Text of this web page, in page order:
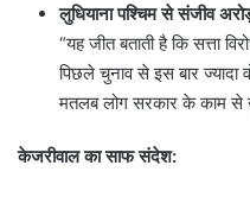
लुधियाना पश्चिम से संजीव
“यह जीत बताती है कि सत्ता
पिछले चुनाव से इस बार
मतलब लोग सरकार के काम
केजरीवाल का साफ संदेश: